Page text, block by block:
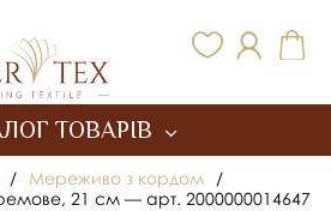
ТОВАРІВ
/ Мереживо з кордом
/
21 см — арт. 2000000014647